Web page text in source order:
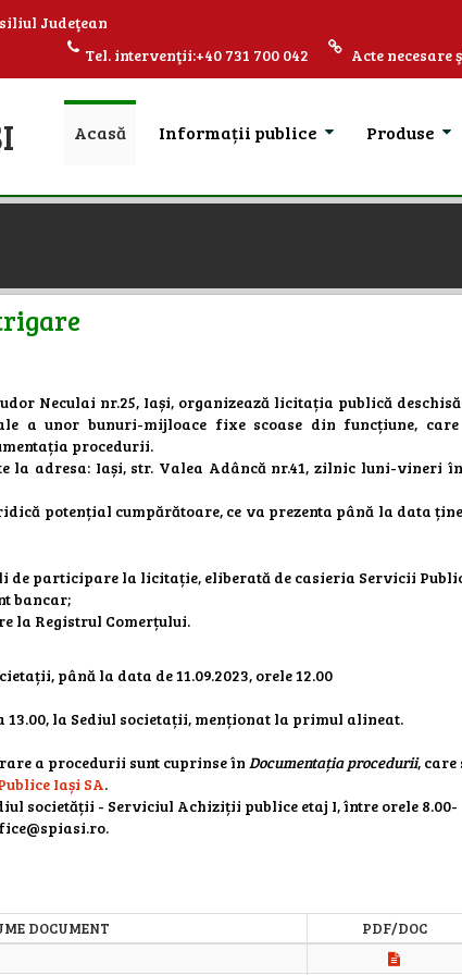
Judeţean
Tel. intervenţii:+40 731 700 042
Acte necesare
Acasă Informații publice Produse
Neculai nr.25, Iași, organizează licitația publică
a unor bunuri-mijloace fixe scoase din funcțiune, care
procedurii.
adresa: Iași, str. Valea Adâncă nr.41, zilnic luni-vineri
potențial cumpărătoare, ce va prezenta până la data
de participare la licitație, eliberată de casieria Servicii
bancar;
la Registrul Comerțului.
până la data de 11.09.2023, orele 12.00
13.00, la Sediul societații, menționat la primul alineat.
a procedurii sunt cuprinse în Documentația procedurii, care
Iași SA.
societății - Serviciul Achiziții publice etaj I, între orele 8.00-
DOCUMENT
PDF/DOC